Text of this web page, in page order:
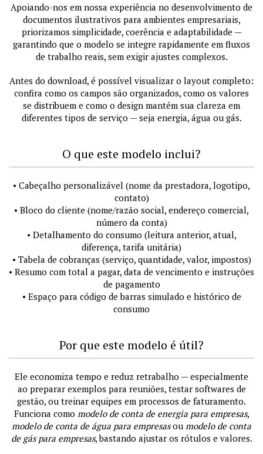
Apoiando-nos em nossa experiência no desenvolvimento de
documentos ilustrativos para ambientes empresariais,
priorizamos simplicidade, coerência e adaptabilidade —
garantindo que o modelo se integre rapidamente em fluxos
de trabalho reais, sem exigir ajustes complexos.
Antes do download, é possível visualizar o layout completo:
confira como os campos são organizados, como os valores
se distribuem e como o design mantém sua clareza em
diferentes tipos de serviço — seja energia, água ou gás.
O que este modelo inclui?
• Cabeçalho personalizável (nome da prestadora, logotipo,
contato)
• Bloco do cliente (nome/razão social, endereço comercial,
número da conta)
• Detalhamento do consumo (leitura anterior, atual,
diferença, tarifa unitária)
• Tabela de cobranças (serviço, quantidade, valor, impostos)
• Resumo com total a pagar, data de vencimento e instruções
de pagamento
• Espaço para código de barras simulado e histórico de
consumo
Por que este modelo é útil?
Ele economiza tempo e reduz retrabalho — especialmente
ao preparar exemplos para reuniões, testar softwares de
gestão, ou treinar equipes em processos de faturamento.
Funciona como modelo de conta de energia para empresas,
modelo de conta de água para empresasou modelo de conta
de gás para empresas, bastando ajustar os rótulos e valores.